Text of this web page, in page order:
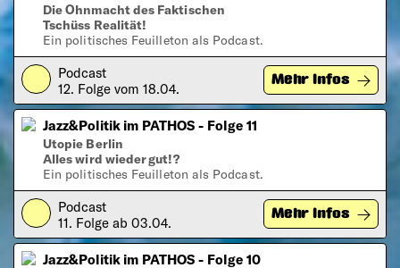
Die Ohnmacht des Faktischen
Tschüss Realität!
Ein politisches Feuilleton als Podcast.
Play Podcast
12. Folge vom 18.04.
Mehr Infos
Jazz&Politik im PATHOS - Folge 11
Utopie Berlin
Alles wird wieder gut!?
Ein politisches Feuilleton als Podcast.
Play Podcast
11. Folge ab 03.04.
Mehr Infos
Jazz&Politik im PATHOS - Folge 10